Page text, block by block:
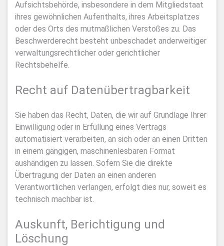
Aufsichtsbehörde, insbesondere in dem Mitgliedstaat
ihres gewöhnlichen Aufenthalts, ihres Arbeitsplatzes
oder des Orts des mutmaßlichen Verstoßes zu. Das
Beschwerderecht besteht unbeschadet anderweitiger
verwaltungsrechtlicher oder gerichtlicher
Rechtsbehelfe.
Recht auf Daten­übertrag­barkeit
Sie haben das Recht, Daten, die wir auf Grundlage Ihrer
Einwilligung oder in Erfüllung eines Vertrags
automatisiert verarbeiten, an sich oder an einen Dritten
in einem gängigen, maschinenlesbaren Format
aushändigen zu lassen. Sofern Sie die direkte
Übertragung der Daten an einen anderen
Verantwortlichen verlangen, erfolgt dies nur, soweit es
technisch machbar ist.
Auskunft, Berichtigung und
Löschung